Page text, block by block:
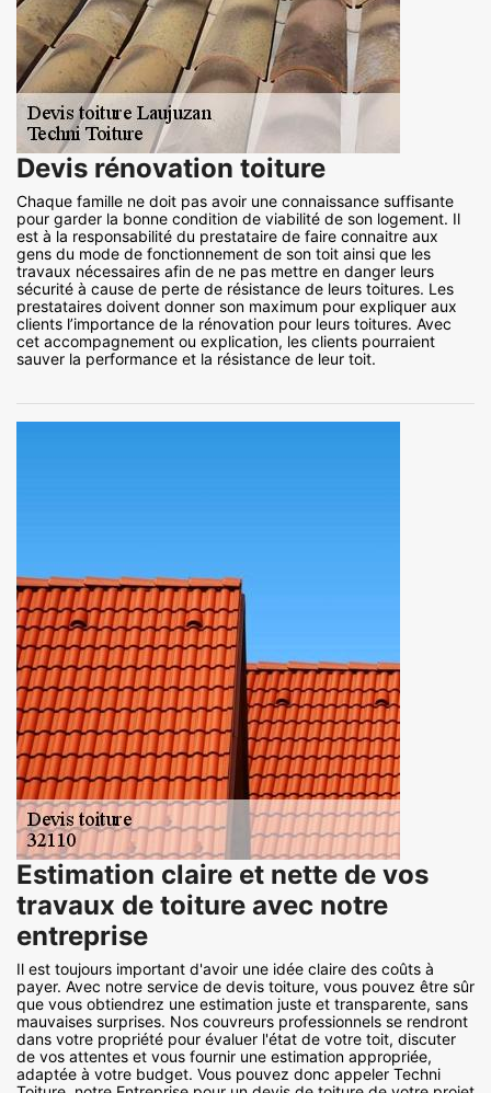
Devis rénovation toiture
Chaque famille ne doit pas avoir une connaissance suffisante
pour garder la bonne condition de viabilité de son logement. Il
est à la responsabilité du prestataire de faire connaitre aux
gens du mode de fonctionnement de son toit ainsi que les
travaux nécessaires afin de ne pas mettre en danger leurs
sécurité à cause de perte de résistance de leurs toitures. Les
prestataires doivent donner son maximum pour expliquer aux
clients l’importance de la rénovation pour leurs toitures. Avec
cet accompagnement ou explication, les clients pourraient
sauver la performance et la résistance de leur toit.
Estimation claire et nette de vos
travaux de toiture avec notre
entreprise
Il est toujours important d'avoir une idée claire des coûts à
payer. Avec notre service de devis toiture, vous pouvez être sûr
que vous obtiendrez une estimation juste et transparente, sans
mauvaises surprises. Nos couvreurs professionnels se rendront
dans votre propriété pour évaluer l'état de votre toit, discuter
de vos attentes et vous fournir une estimation appropriée,
adaptée à votre budget. Vous pouvez donc appeler Techni